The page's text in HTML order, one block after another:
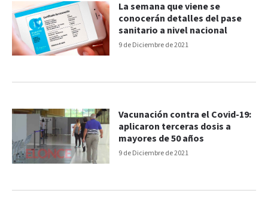
9 de Diciembre de 2021
La semana que viene se
conocerán detalles del pase
sanitario a nivel nacional
9 de Diciembre de 2021
Vacunación contra el Covid-19:
aplicaron terceras dosis a
mayores de 50 años